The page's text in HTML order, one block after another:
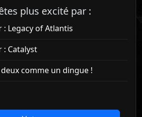
plus excité par :
: Legacy of Atlantis
: Catalyst
comme un dingue !